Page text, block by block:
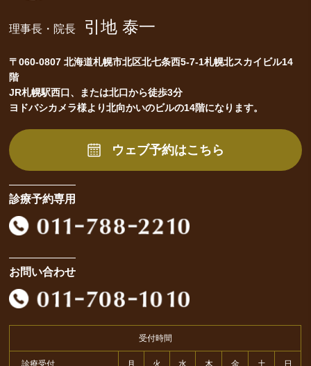
理事長・院長 引地 泰一
〒060-0807 北海道札幌市北区北七条西5-7-1札幌北スカイビル14
階
JR札幌駅西口、または北口から徒歩3分
ヨドバシカメラ様より北向かいのビルの14階になります。
ウェブ予約はこちら
診療予約専用
お問い合わせ
受付時間
診療受付 月 火 水 木 金 土 日